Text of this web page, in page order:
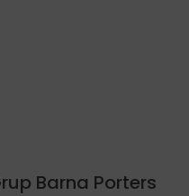
Barna Porters